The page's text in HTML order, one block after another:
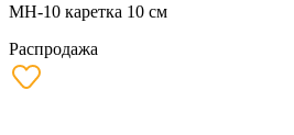
MH-10 каретка 10 см
Распродажа